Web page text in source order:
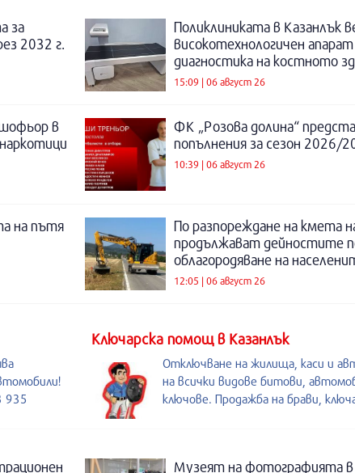
за
2032 г.
Поликлиниката в Казанлък
високотехнологичен апарат
диагностика на костното
15:09 | 06 август 26
в
ФК „Розова долина“
попълнения за сезон 2026/
10:39 | 06 август 26
на пътя
По разпореждане на кмета
продължават дейностите
облагородяване на
12:05 | 06 август 26
935
Kлючарска помощ в Казанлък
Отключване на жилища, каси и
на всички видове битови,
ключове. Продажба на брави,
Музеят на фотографията в